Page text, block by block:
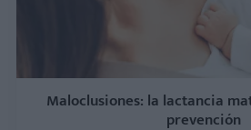
Maloclusiones: la lactancia
prevención